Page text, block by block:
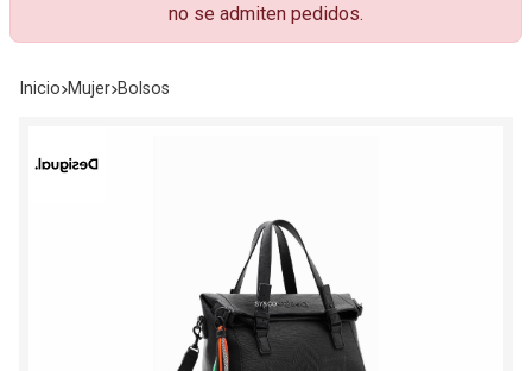
no se admiten pedidos.
Inicio mujer bolsos